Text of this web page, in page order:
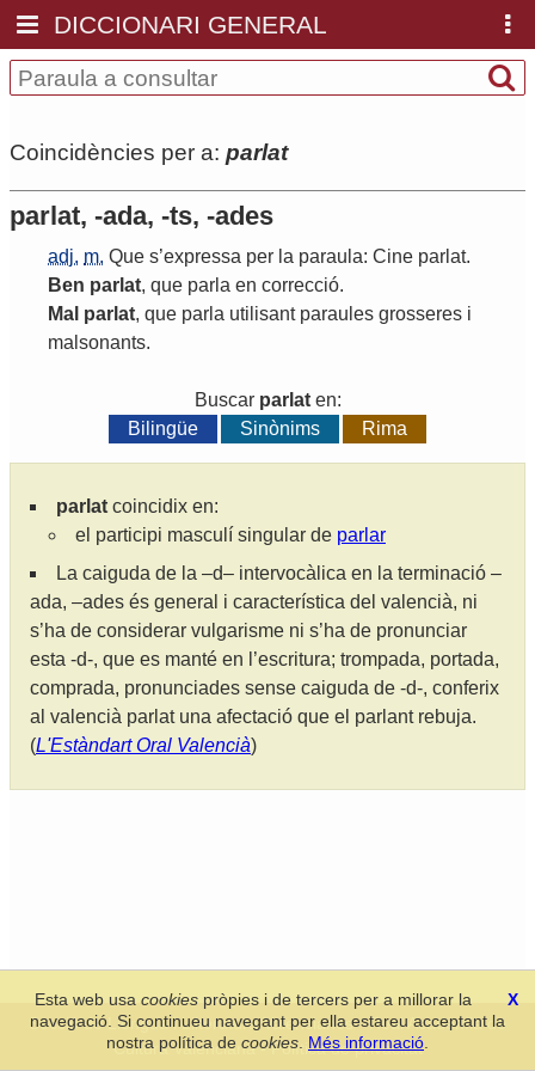
DICCIONARI GENERAL
Coincidències per a: parlat
parlat, -ada, -ts, -ades
adj. m. Que s’expressa per la paraula: Cine parlat.
Ben parlat, que parla en correcció.
Mal parlat, que parla utilisant paraules grosseres i
malsonants.
Buscar parlaten:
Bilingüe
Sinònims Rima
parlat coincidix en:
el participi masculí singular de parlar
La caiguda de la –d– intervocàlica en la terminació –
ada, –ades és general i característica del valencià, ni
s’ha de considerar vulgarisme ni s’ha de pronunciar
esta -d-, que es manté en l’escritura; trompada, portada,
comprada, pronunciades sense caiguda de -d-, conferix
al valencià parlat una afectació que el parlant rebuja.
(L'Estàndart Oral Valencià)
Secció de Llengua i Lliteratura Valencianes-Real Acadèmia de
Cultura Valenciana-Política de privacitat
X
Esta web usacookies pròpies i de tercers per a millorar la
navegació. Si continueu navegant per ella estareu acceptant la
nostra política de cookies Més informació